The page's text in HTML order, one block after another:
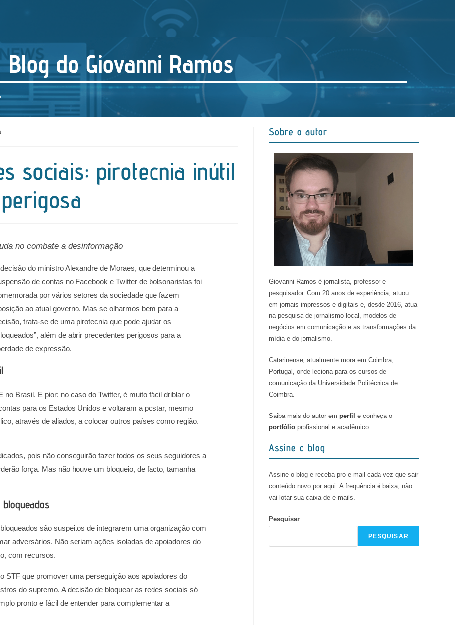
Blog do Giovanni Ramos
sociais: pirotecnia inútil
no combate a desinformação
do ministro Alexandre de Moraes, que determinou a
de contas no Facebook e Twitter de bolsonaristas foi
por vários setores da sociedade que fazem
ao atual governo. Mas se olharmos bem para a
trata-se de uma pirotecnia que pode ajudar os
além de abrir precedentes perigosos para a
de expressão.
Brasil. E pior: no caso do Twitter, é muito fácil driblar o
para os Estados Unidos e voltaram a postar, mesmo
através de aliados, a colocar outros países como região.
pois não conseguirão fazer todos os seus seguidores a
força. Mas não houve um bloqueio, de facto, tamanha
são suspeitos de integrarem uma organização com
adversários. Não seriam ações isoladas de apoiadores do
com recursos.
STF que promover uma perseguição aos apoiadores do
do supremo. A decisão de bloquear as redes sociais só
pronto e fácil de entender para complementar a
Sobre o autor
Giovanni Ramos é jornalista, professor e
pesquisador. Com 20 anos de experiência, atuou
em jornais impressos e digitais e, desde 2016, atua
na pesquisa de jornalismo local, modelos de
negócios em comunicação e as transformações da
mídia e do jornalismo.
Catarinense, atualmente mora em Coimbra,
Portugal, onde leciona para os cursos de
comunicação da Universidade Politécnica de
Coimbra.
Saiba mais do autor em perfil e conheça o
portfólioprofissional e acadêmico.
Assine o blog
Assine o blog e receba pro e-mail cada vez que sair
conteúdo novo por aqui. A frequência é baixa, não
vai lotar sua caixa de e-mails.
Pesquisar
PESQUISAR